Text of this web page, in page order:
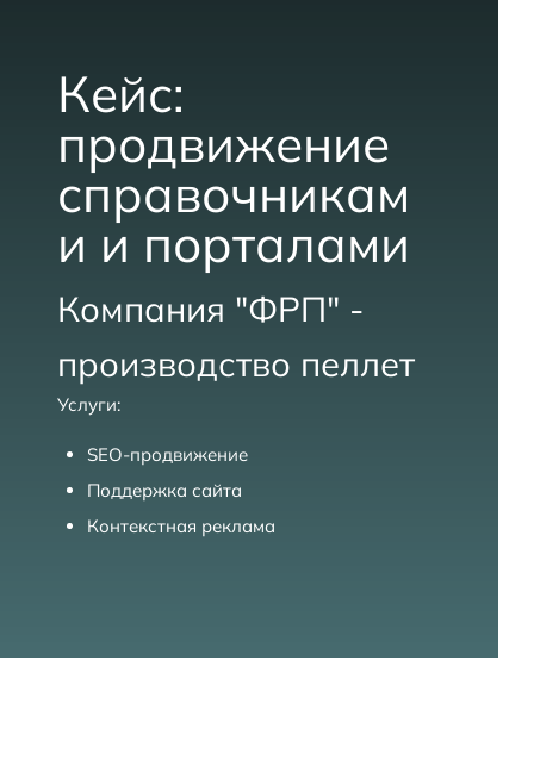
Кейс:
продвижение
справочникам
и и порталами
Компания "ФРП" -
производство пеллет
Услуги:
SEO-продвижение
Поддержка сайта
Контекстная реклама